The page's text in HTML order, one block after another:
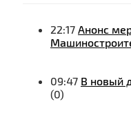
22:17 Анонс
09:47 В новый
(0)